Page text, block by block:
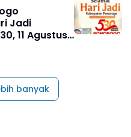
Jadi
11 Agustus
banyak